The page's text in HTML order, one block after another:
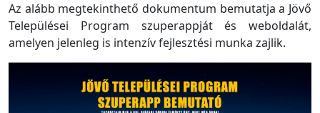
Az alább megtekinthető dokumentum bemutatja a Jövő
Települései Program szuperappját és weboldalát,
amelyen jelenleg is intenzív fejlesztési munka zajlik.